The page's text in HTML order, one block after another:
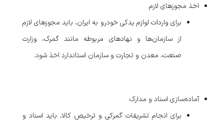
اخذ مجوزهای لازم
برای واردات لوازم یدکی خودرو به ایران، باید مجوزهای لازم
از سازمان‌ها و نهادهای مربوطه مانند گمرک، وزارت
صنعت، معدن و تجارت و سازمان استاندارد اخذ شود.
آماده‌سازی اسناد و مدارک
برای انجام تشریفات گمرکی و ترخیص کالا، باید اسناد و